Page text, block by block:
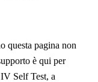
questa pagina non
è qui per
Self Test, a